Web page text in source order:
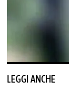
LEGGI ANCHE